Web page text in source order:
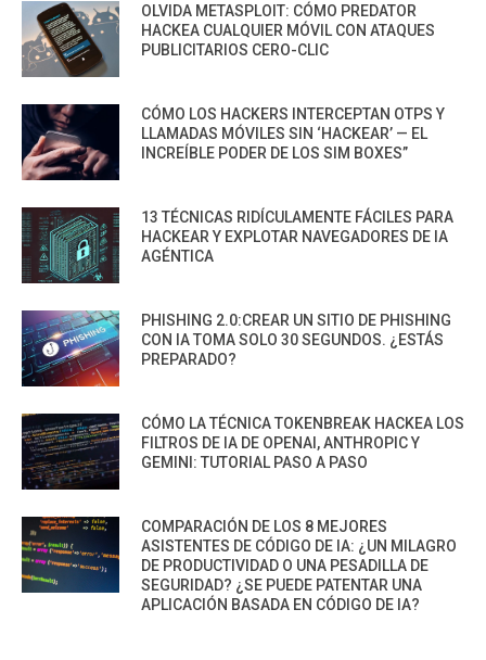
OLVIDA METASPLOIT: CÓMO PREDATOR
HACKEA CUALQUIER MÓVIL CON ATAQUES
PUBLICITARIOS CERO-CLIC
CÓMO LOS HACKERS INTERCEPTAN OTPS Y
LLAMADAS MÓVILES SIN ‘HACKEAR’ — EL
INCREÍBLE PODER DE LOS SIM BOXES”
13 TÉCNICAS RIDÍCULAMENTE FÁCILES PARA
HACKEAR Y EXPLOTAR NAVEGADORES DE IA
AGÉNTICA
PHISHING 2.0:CREAR UN SITIO DE PHISHING
CON IA TOMA SOLO 30 SEGUNDOS. ¿ESTÁS
PREPARADO?
CÓMO LA TÉCNICA TOKENBREAK HACKEA LOS
FILTROS DE IA DE OPENAI, ANTHROPIC Y
GEMINI: TUTORIAL PASO A PASO
COMPARACIÓN DE LOS 8 MEJORES
ASISTENTES DE CÓDIGO DE IA: ¿UN MILAGRO
DE PRODUCTIVIDAD O UNA PESADILLA DE
SEGURIDAD? ¿SE PUEDE PATENTAR UNA
APLICACIÓN BASADA EN CÓDIGO DE IA?